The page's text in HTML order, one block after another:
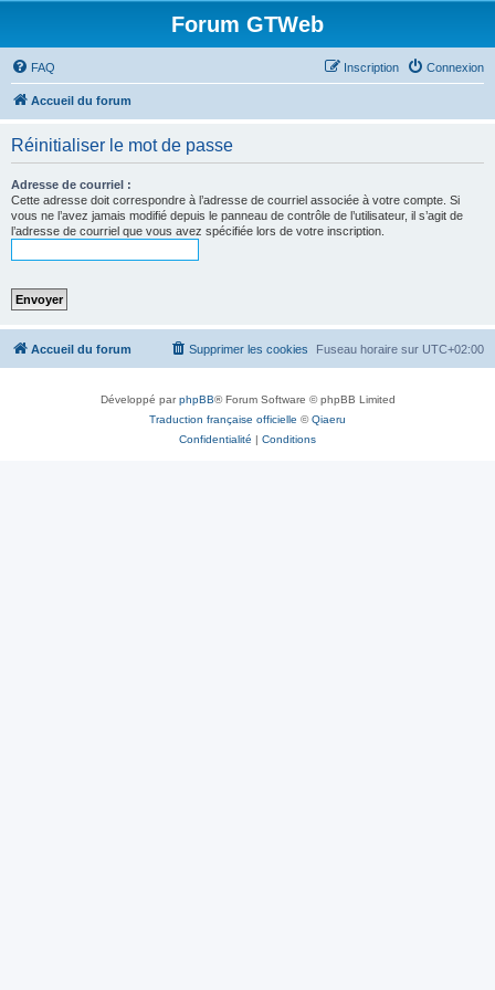
Forum GTWeb
FAQ Connexion
Inscription
Accueil du forum
Réinitialiser le mot de passe
Adresse de courriel :
Cette adresse doit correspondre à l’adresse de courriel associée à votre compte. Si
vous ne l’avez jamais modifié depuis le panneau de contrôle de l’utilisateur, il s’agit de
l’adresse de courriel que vous avez spécifiée lors de votre inscription.
Accueil du forum Fuseau horaire sur UTC+02:00
Supprimer les cookies
Développé parphpBB® Forum Software © phpBB Limited
Traduction française officielle ©Qiaeru
Confidentialité | Conditions